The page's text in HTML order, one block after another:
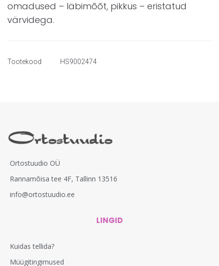
omadused – läbimõõt, pikkus – eristatud
värvidega.
Tootekood HS9002474
Ortostuudio OÜ
Rannamõisa tee 4F, Tallinn 13516
info@ortostuudio.ee
LINGID
Kuidas tellida?
Müügitingimused